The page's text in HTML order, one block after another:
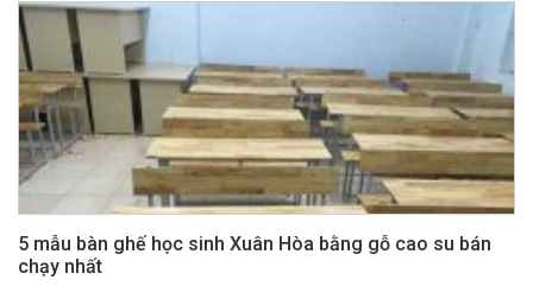
5 mẫu bàn ghế học sinh Xuân Hòa bằng gỗ cao su bán
chạy nhất